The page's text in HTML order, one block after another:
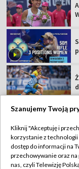
Szanujemy Twoją
Kliknij "Akceptuję i
korzystanie z
dostęp do informacji na
przechowywanie oraz
nas, czyli Telewizję